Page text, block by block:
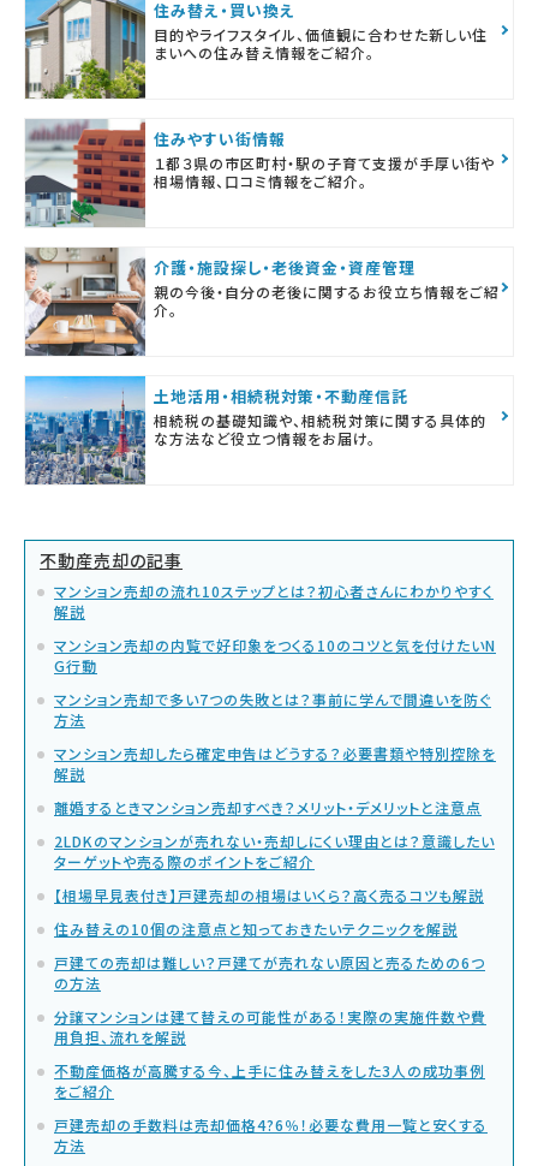
住み替え・買い換え
目的やライフスタイル、価値観に合わせた新しい住
まいへの住み替え情報をご紹介。
住みやすい街情報
１都３県の市区町村・駅の子育て支援が手厚い街や
相場情報、口コミ情報をご紹介。
介護・施設探し・老後資金・資産管理
親の今後・自分の老後に関するお役立ち情報をご紹
介。
土地活用・相続税対策・不動産信託
相続税の基礎知識や、相続税対策に関する具体的
な方法など役立つ情報をお届け。
不動産売却の記事
マンション売却の流れ10ステップとは？初心者さんにわかりやすく
解説
マンション売却の内覧で好印象をつくる10のコツと気を付けたいN
G行動
マンション売却で多い7つの失敗とは？事前に学んで間違いを防ぐ
方法
マンション売却したら確定申告はどうする？必要書類や特別控除を
解説
離婚するときマンション売却すべき？メリット・デメリットと注意点
2LDKのマンションが売れない・売却しにくい理由とは？意識したい
ターゲットや売る際のポイントをご紹介
【相場早見表付き】戸建売却の相場はいくら？高く売るコツも解説
住み替えの10個の注意点と知っておきたいテクニックを解説
戸建ての売却は難しい？戸建てが売れない原因と売るための6つ
の方法
分譲マンションは建て替えの可能性がある！実際の実施件数や費
用負担、流れを解説
不動産価格が高騰する今、上手に住み替えをした3人の成功事例
をご紹介
戸建売却の手数料は売却価格4?6％！必要な費用一覧と安くする
方法